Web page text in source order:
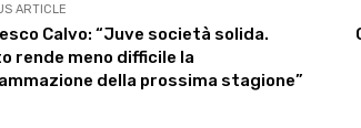
ARTICLE
Calvo: “Juve società solida.
rende meno difficile la
della prossima stagione”